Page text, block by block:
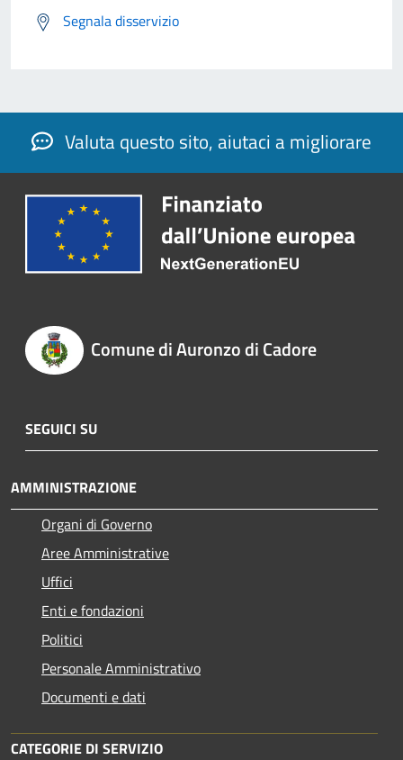
Segnala disservizio
Valuta questo sito, aiutaci a migliorare
Comune di Auronzo di Cadore
SEGUICI SU
AMMINISTRAZIONE
Organi di Governo
Aree Amministrative
Uffici
Enti e fondazioni
Politici
Personale Amministrativo
Documenti e dati
CATEGORIE DI SERVIZIO